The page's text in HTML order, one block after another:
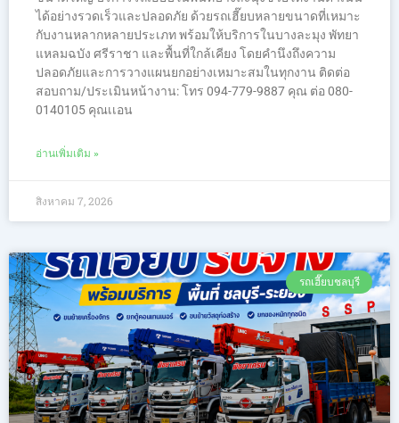
ได้อย่างรวดเร็วและปลอดภัย ด้วยรถเฮี๊ยบหลายขนาดที่เหมาะ
กับงานหลากหลายประเภท พร้อมให้บริการในบางละมุง พัทยา
แหลมฉบัง ศรีราชา และพื้นที่ใกล้เคียง โดยคำนึงถึงความ
ปลอดภัยและการวางแผนยกอย่างเหมาะสมในทุกงาน ติดต่อ
สอบถาม/ประเมินหน้างาน: โทร 094-779-9887 คุณ ต่อ 080-
0140105 คุณเเอน
อ่านเพิ่มเติม »
สิงหาคม 7, 2026
รถเฮี๊ยบชลบุรี